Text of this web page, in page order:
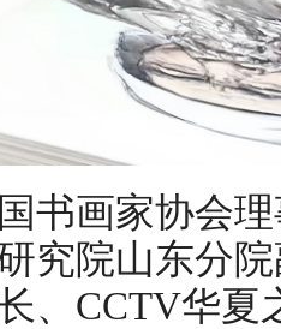
书画家协会
究院山东分
、CCTV华夏